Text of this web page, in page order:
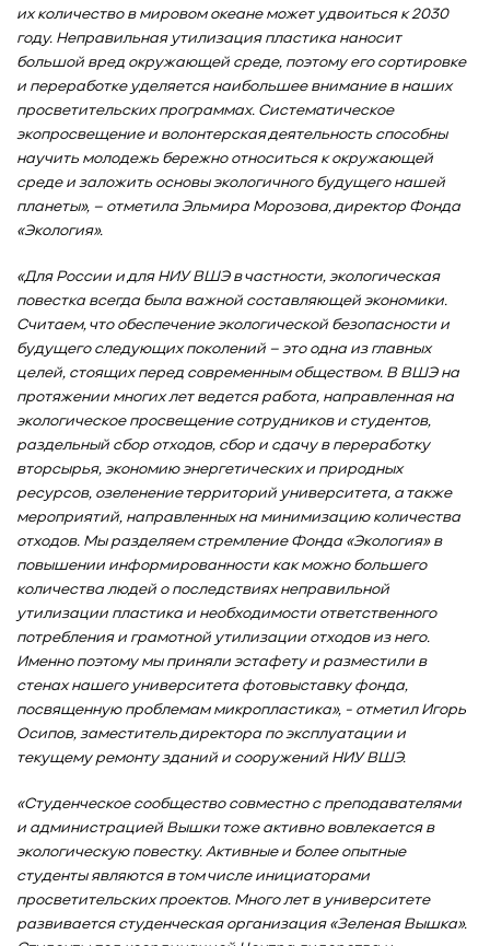
их количество в мировом океане может удвоиться к 2030
году. Неправильная утилизация пластика наносит
большой вред окружающей среде, поэтому его сортировке
и переработке уделяется наибольшее внимание в наших
просветительских программах. Систематическое
экопросвещение и волонтерская деятельность способны
научить молодежь бережно относиться к окружающей
среде и заложить основы экологичного будущего нашей
планеты», – отметила Эльмира Морозова, директор Фонда
«Экология».
«Для России и для НИУ ВШЭ в частности, экологическая
повестка всегда была важной составляющей экономики.
Считаем, что обеспечение экологической безопасности и
будущего следующих поколений – это одна из главных
целей, стоящих перед современным обществом. В ВШЭ на
протяжении многих лет ведется работа, направленная на
экологическое просвещение сотрудников и студентов,
раздельный сбор отходов, сбор и сдачу в переработку
вторсырья, экономию энергетических и природных
ресурсов, озеленение территорий университета, а также
мероприятий, направленных на минимизацию количества
отходов. Мы разделяем стремление Фонда «Экология» в
повышении информированности как можно большего
количества людей о последствиях неправильной
утилизации пластика и необходимости ответственного
потребления и грамотной утилизации отходов из него.
Именно поэтому мы приняли эстафету и разместили в
стенах нашего университета фотовыставку фонда,
посвященную проблемам микропластика», - отметил Игорь
Осипов, заместитель директора по эксплуатации и
текущему ремонту зданий и сооружений НИУ ВШЭ.
«Студенческое сообщество совместно с преподавателями
и администрацией Вышки тоже активно вовлекается в
экологическую повестку. Активные и более опытные
студенты являются в том числе инициаторами
просветительских проектов. Много лет в университете
развивается студенческая организация «Зеленая Вышка».